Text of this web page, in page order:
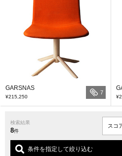
GARSNAS
¥215,250
7
検索結果
8件
条件を指定して絞り込む